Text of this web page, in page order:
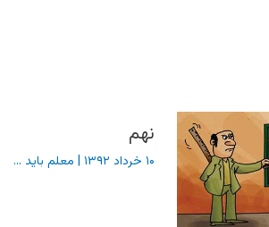
نهم
۱۰ خرداد ۱۳۹۲ | معلم باید ...